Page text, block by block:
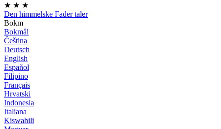
★ ★ ★
Den himmelske Fader taler
Bokm
Bokmål
Čeština
Deutsch
English
Español
Filipino
Français
Hrvatski
Indonesia
Italiana
Kiswahili